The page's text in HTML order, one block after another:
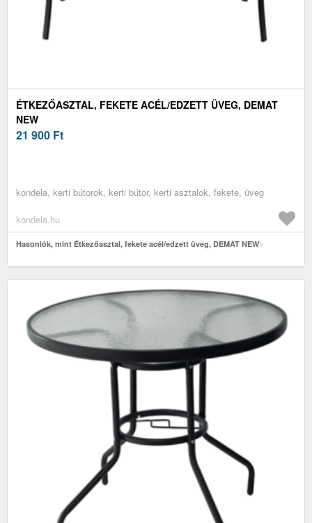
ÉTKEZŐASZTAL, FEKETE ACÉL/EDZETT ÜVEG, DEMAT
NEW
21 900 Ft
kondela, kerti bútorok, kerti bútor, kerti asztalok, fekete, üveg
kondela.hu
Hasonlók, mint Étkezőasztal, fekete acél/edzett üveg, DEMAT NEW